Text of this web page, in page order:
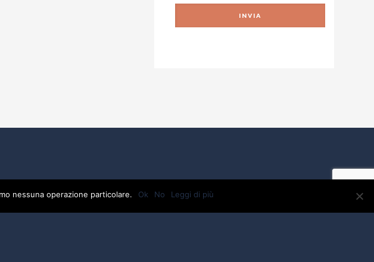
nessuna operazione particolare. Ok No Leggi di più